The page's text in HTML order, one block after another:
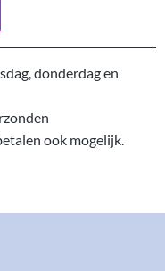
donderdag en
ook mogelijk.